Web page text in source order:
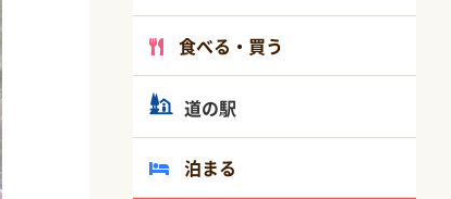
食べる・買う
道の駅
泊まる